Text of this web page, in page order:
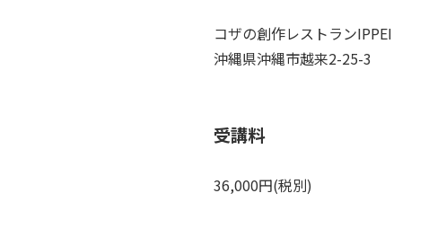
コザの創作レストランIPPEI
沖縄県沖縄市越来2-25-3
受講料
36,000円(税別)